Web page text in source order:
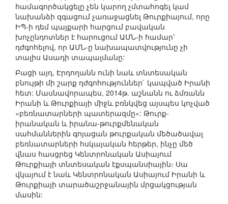
համագործակցելը չեն կարող չմտահոգել կամ
նախանձի զգացում չառաջացնել Թուրքիայում, որը
ԻՊ-ի դեմ պայքարի հարցում բավական
խոչընդոտներ է հարուցում ԱՄՆ-ի համար՝
դժգոհելով, որ ԱՄՆ-ը նախապատվությունը չի
տալիս Ասադի տապալմանը:
Բացի այդ, Էրդողանն ունի նաև տնտեսական
բնույթի մի շարք դժգոհություններ` կապված Իրանի
հետ: Մասնավորապես, 2014թ. աշնանն ու ձմռանն
Իրանի և Թուրքիայի միջև բռնկվեց այսպես կոչված
«բեռնատարների պատերազմը»: Թուրք-
իրանական և իրանա-թուրքմենական
սահմաններին գոյացան թուրքական մեծածավալ
բեռնատարների հսկայական հերթեր, ինչը մեծ
վնաս հասցրեց Կենտրոնական Ասիայում
Թուրքիայի տնտեսական էքսպանսիային։ Սա
վկայում է նաև Կենտրոնական Ասիայում Իրանի և
Թուրքիայի տարածաշրջանային մրցակցության
մասին: